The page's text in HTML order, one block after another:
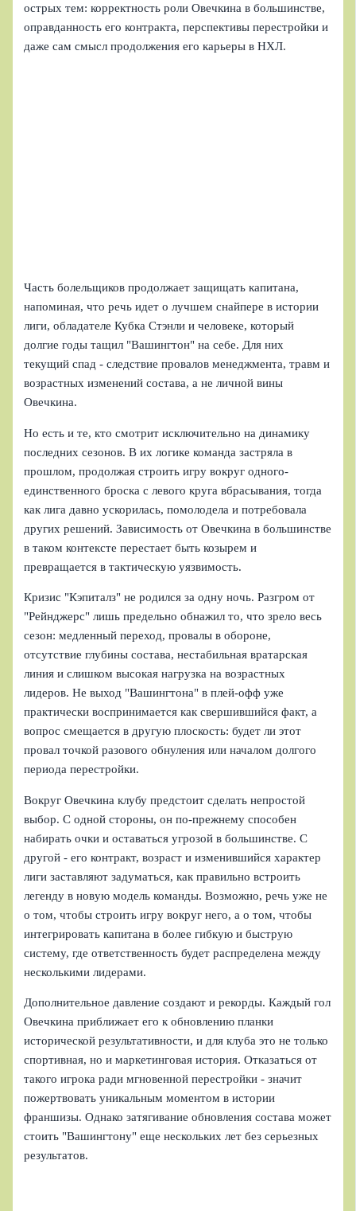
острых тем: корректность роли Овечкина в большинстве,
оправданность его контракта, перспективы перестройки и
даже сам смысл продолжения его карьеры в НХЛ.
Часть болельщиков продолжает защищать капитана,
напоминая, что речь идет о лучшем снайпере в истории
лиги, обладателе Кубка Стэнли и человеке, который
долгие годы тащил "Вашингтон" на себе. Для них
текущий спад - следствие провалов менеджмента, травм и
возрастных изменений состава, а не личной вины
Овечкина.
Но есть и те, кто смотрит исключительно на динамику
последних сезонов. В их логике команда застряла в
прошлом, продолжая строить игру вокруг одного-
единственного броска с левого круга вбрасывания, тогда
как лига давно ускорилась, помолодела и потребовала
других решений. Зависимость от Овечкина в большинстве
в таком контексте перестает быть козырем и
превращается в тактическую уязвимость.
Кризис "Кэпиталз" не родился за одну ночь. Разгром от
"Рейнджерс" лишь предельно обнажил то, что зрело весь
сезон: медленный переход, провалы в обороне,
отсутствие глубины состава, нестабильная вратарская
линия и слишком высокая нагрузка на возрастных
лидеров. Не выход "Вашингтона" в плей-офф уже
практически воспринимается как свершившийся факт, а
вопрос смещается в другую плоскость: будет ли этот
провал точкой разового обнуления или началом долгого
периода перестройки.
Вокруг Овечкина клубу предстоит сделать непростой
выбор. С одной стороны, он по-прежнему способен
набирать очки и оставаться угрозой в большинстве. С
другой - его контракт, возраст и изменившийся характер
лиги заставляют задуматься, как правильно встроить
легенду в новую модель команды. Возможно, речь уже не
о том, чтобы строить игру вокруг него, а о том, чтобы
интегрировать капитана в более гибкую и быструю
систему, где ответственность будет распределена между
несколькими лидерами.
Дополнительное давление создают и рекорды. Каждый гол
Овечкина приближает его к обновлению планки
исторической результативности, и для клуба это не только
спортивная, но и маркетинговая история. Отказаться от
такого игрока ради мгновенной перестройки - значит
пожертвовать уникальным моментом в истории
франшизы. Однако затягивание обновления состава может
стоить "Вашингтону" еще нескольких лет без серьезных
результатов.